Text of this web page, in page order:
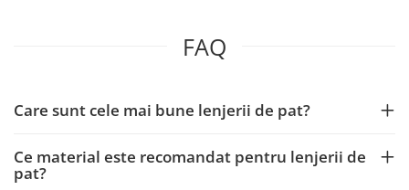
FAQ
Care sunt cele mai bune lenjerii de pat?
Ce material este recomandat pentru lenjerii de
pat?